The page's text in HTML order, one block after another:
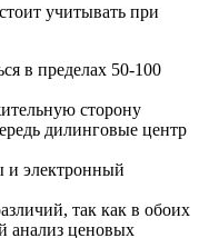
учитывать при
в пределах 50-100
сторону
дилинговые центр
и электронный
так как в обоих
анализ ценовых